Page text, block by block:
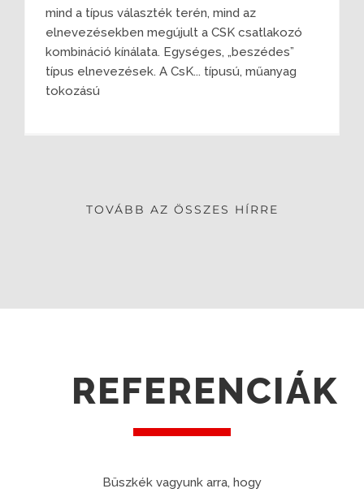
mind a típus választék terén, mind az
elnevezésekben megújult a CSK csatlakozó
kombináció kínálata. Egységes, „beszédes”
típus elnevezések. A CsK... típusú, műanyag
tokozású
TOVÁBB AZ ÖSSZES HÍRRE
REFERENCIÁK
Büszkék vagyunk arra, hogy